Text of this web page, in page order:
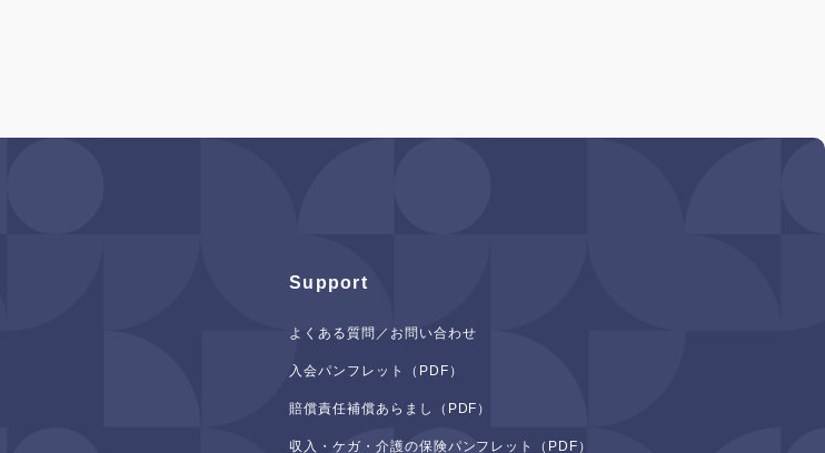
Support
よくある質問／お問い合わせ
入会パンフレット（PDF）
賠償責任補償あらまし（PDF）
収入・ケガ・介護の保険パンフレット（PDF）